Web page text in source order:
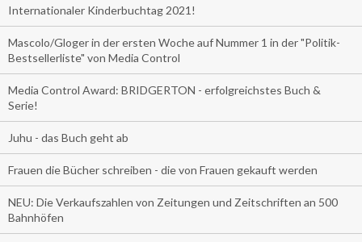
Internationaler Kinderbuchtag 2021!
Mascolo/Gloger in der ersten Woche auf Nummer 1 in der "Politik-
Bestsellerliste" von Media Control
Media Control Award: BRIDGERTON - erfolgreichstes Buch &
Serie!
Juhu - das Buch geht ab
Frauen die Bücher schreiben - die von Frauen gekauft werden
NEU: Die Verkaufszahlen von Zeitungen und Zeitschriften an 500
Bahnhöfen